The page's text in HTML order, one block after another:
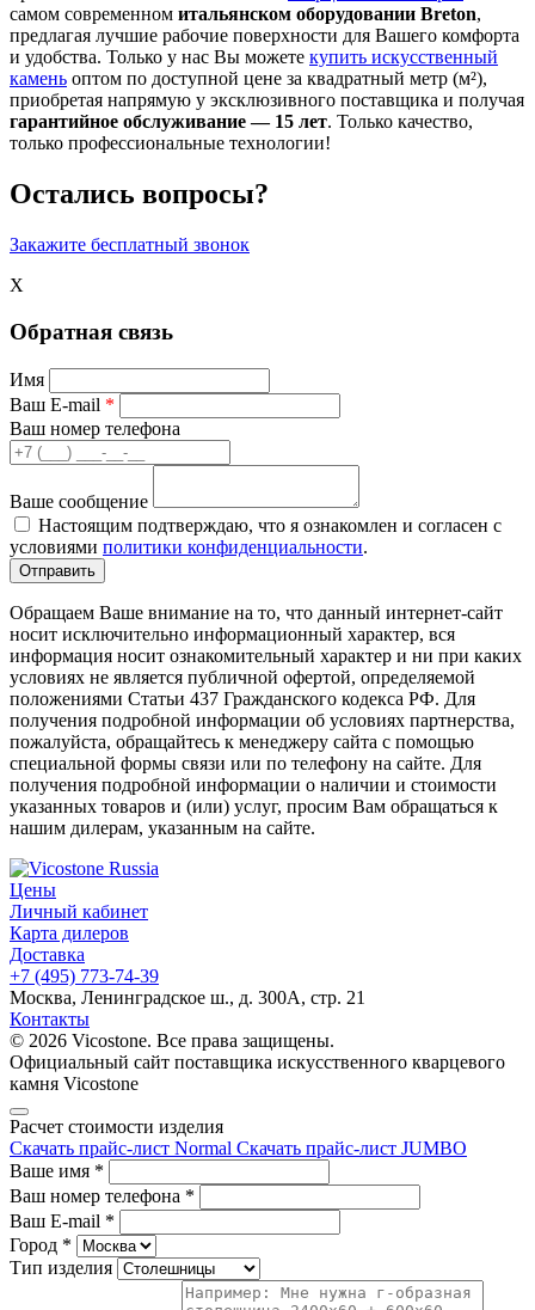
самом современном итальянском оборудовании Breton,
предлагая лучшие рабочие поверхности для Вашего комфорта
и удобства. Только у нас Вы можете купить искусственный
камень оптом по доступной цене за квадратный метр (м²),
приобретая напрямую у эксклюзивного поставщика и получая
гарантийное обслуживание — 15 лет. Только качество,
только профессиональные технологии!
Остались вопросы?
Закажите бесплатный звонок
X
Обратная связь
Имя
Ваш E-mail *
Ваш номер телефона
Ваше сообщение
Настоящим подтверждаю, что я ознакомлен и согласен с
условиями политики конфиденциальности.
Обращаем Ваше внимание на то, что данный интернет-сайт
носит исключительно информационный характер, вся
информация носит ознакомительный характер и ни при каких
условиях не является публичной офертой, определяемой
положениями Статьи 437 Гражданского кодекса РФ. Для
получения подробной информации об условиях партнерства,
пожалуйста, обращайтесь к менеджеру сайта с помощью
специальной формы связи или по телефону на сайте. Для
получения подробной информации о наличии и стоимости
указанных товаров и (или) услуг, просим Вам обращаться к
нашим дилерам, указанным на сайте.
Цены
Личный кабинет
Карта дилеров
Доставка
+7 (495) 773-74-39
Москва, Ленинградское ш., д. 300А, стр. 21
Контакты
© 2026 Vicostone. Все права защищены.
Официальный сайт поставщика искусственного кварцевого
камня Vicostone
Расчет стоимости изделия
Скачать прайс-лист Normal Скачать прайс-лист JUMBO
Ваше имя *
Ваш номер телефона *
Ваш E-mail *
Город *
Тип изделия